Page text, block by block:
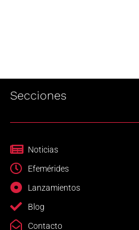
Secciones
Noticias
Efemérides
Lanzamientos
Blog
Contacto